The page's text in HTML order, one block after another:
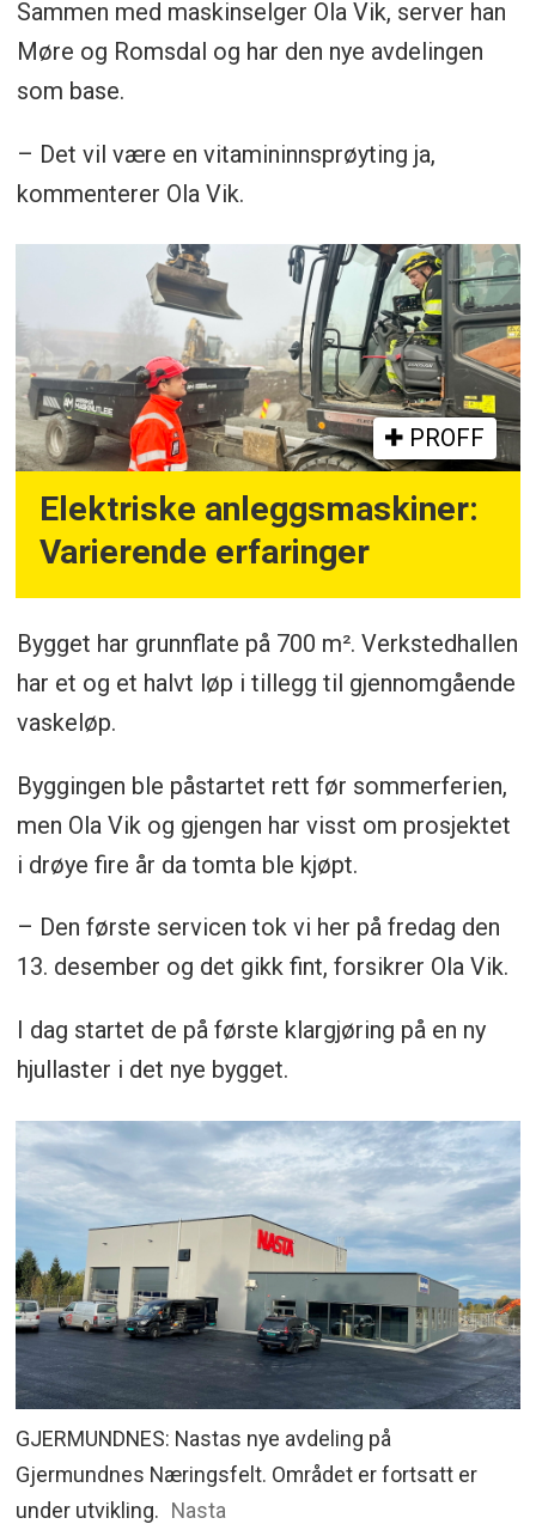
Sammen med maskinselger Ola Vik, server han
Møre og Romsdal og har den nye avdelingen
som base.
– Det vil være en vitamininnsprøyting ja,
kommenterer Ola Vik.
PROFF
Elektriske anleggsmaskiner:
Varierende erfaringer
Bygget har grunnflate på 700 m². Verkstedhallen
har et og et halvt løp i tillegg til gjennomgående
vaskeløp.
Byggingen ble påstartet rett før sommerferien,
men Ola Vik og gjengen har visst om prosjektet
i drøye fire år da tomta ble kjøpt.
– Den første servicen tok vi her på fredag den
13. desember og det gikk fint, forsikrer Ola Vik.
I dag startet de på første klargjøring på en ny
hjullaster i det nye bygget.
GJERMUNDNES: Nastas nye avdeling på
Gjermundnes Næringsfelt. Området er fortsatt er
under utvikling. Nasta